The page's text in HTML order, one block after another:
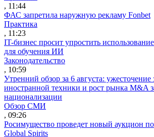
, 11:44
ФАС запретила наружную рекламу Fonbet
Практика
, 11:23
IT-бизнес просит упростить
для обучения ИИ
Законодательство
, 10:59
Утренний обзор за 6 августа: ужесточение
иностранной техники и рост рынка M&A
национализации
Обзор СМИ
, 09:26
Росимущество проведет новый аукцион
Global Spirits